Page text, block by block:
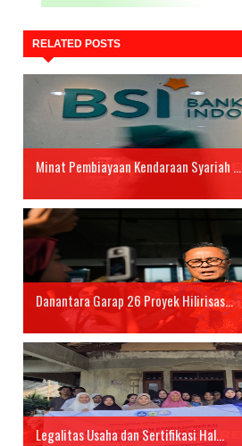
RELATED POSTS
Minat Pembiayaan Kendaraan Syariah ...
Danantara Garap 26 Proyek Hilirisas...
Legalitas Usaha dan Sertifikasi Hal...